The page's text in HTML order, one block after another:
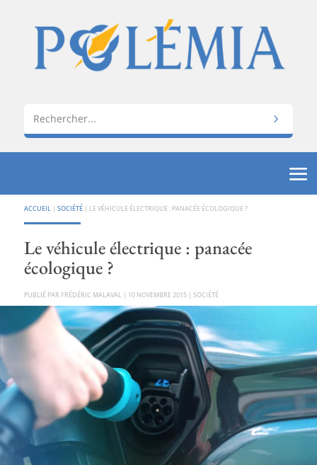
ACCUEIL | SOCIÉTÉ| LE VÉHICULE ÉLECTRIQUE : PANACÉE ÉCOLOGIQUE ?
Le véhicule électrique : panacée
écologique ?
PAR FRÉDÉRIC MALAVAL | 10 NOVEMBRE 2015| SOCIÉTÉ